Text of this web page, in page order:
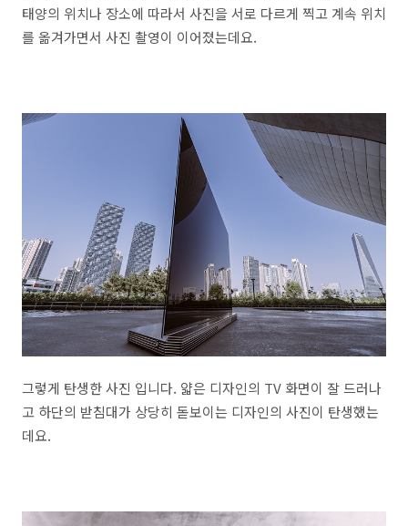
태양의 위치나 장소에 따라서 사진을 서로 다르게 찍고 계속 위치
를 옮겨가면서 사진 촬영이 이어졌는데요.
그렇게 탄생한 사진 입니다. 얇은 디자인의 TV 화면이 잘 드러나
고 하단의 받침대가 상당히 돋보이는 디자인의 사진이 탄생했는
데요.